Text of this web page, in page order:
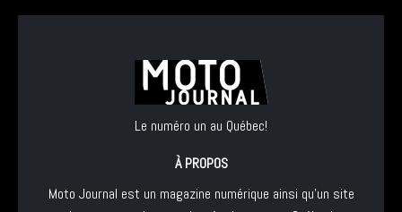
Le numéro un au Québec!
À PROPOS
Moto Journal est un magazine numérique ainsi qu'un site